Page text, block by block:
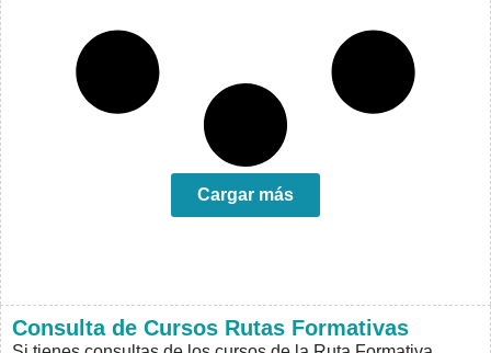
Cargar más
Consulta de Cursos Rutas Formativas